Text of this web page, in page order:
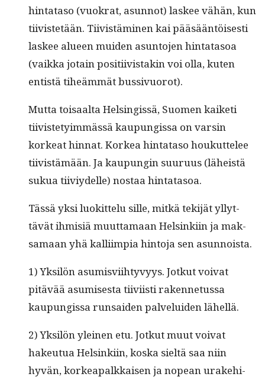
hin­tata­so (vuokrat, asun­not) las­kee vähän, kun
tiivis­tetään. Tiivistämi­nen kai pääsään­töis­es­ti
las­kee alueen muiden asun­to­jen hin­tata­soa
(vaik­ka jotain posi­ti­ivis­takin voi olla, kuten
entistä tiheäm­mät bussivuorot).
Mut­ta toisaal­ta Helsingis­sä, Suomen kaiketi
tiivis­te­ty­im­mässä kaupungis­sa on varsin
korkeat hin­nat. Korkea hin­tata­so houkut­telee
tiivistämään. Ja kaupun­gin suu­ru­us (läheistä
sukua tiiviy­delle) nos­taa hintatasoa.
Tässä yksi luokit­telu sille, mitkä tek­i­jät yllyt­
tävät ihmisiä muut­ta­maan Helsinki­in ja mak­
samaan yhä kalli­impia hin­to­ja sen asunnoista.
1) Yksilön asum­isvi­ihtyvyys. Jotkut voivat
pitävää asumis­es­ta tiivi­isti raken­netus­sa
kaupungis­sa run­saiden palvelu­iden lähellä.
2) Yksilön yleinen etu. Jotkut muut voivat
hakeu­tua Helsinki­in, kos­ka sieltä saa niin
hyvän, korkea­palkkaisen ja nopean urake­hi­